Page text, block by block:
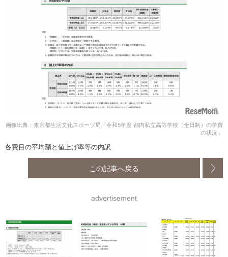
画像出典：東京都生活文化スポーツ局「令和5年度 都内私立高等学校（全日制）の学費
の状況」
各費目の平均額と値上げ率等の内訳
この記事へ戻る
advertisement